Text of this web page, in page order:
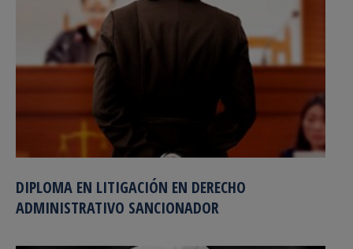
DIPLOMA EN LITIGACIÓN EN DERECHO
ADMINISTRATIVO SANCIONADOR